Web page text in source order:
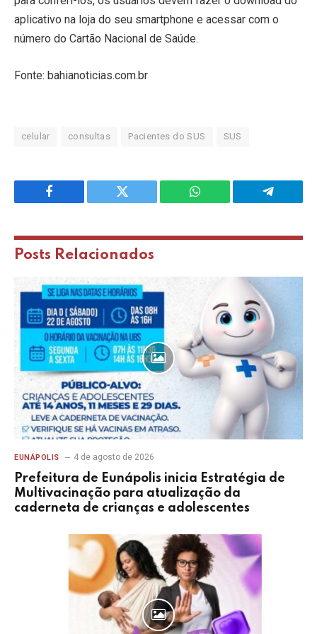
aplicativo na loja do seu smartphone e acessar com o
número do Cartão Nacional de Saúde.
Fonte: bahianoticias.com.br
celular consultas Pacientes do SUS SUS
Facebook Twitter WhatsApp Telegram
Posts Relacionados
EUNÁPOLIS 4 de agosto de 2026
Prefeitura de Eunápolis inicia Estratégia de
Multivacinação para atualização da
caderneta de crianças e adolescentes